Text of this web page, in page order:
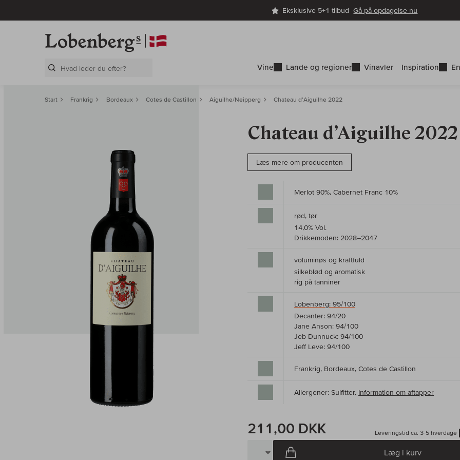
Eksklusive 5+1 tilbudGå på opdagelse nu
Vine Lande og regioner Vinavler Inspiration
Start Frankrig Bordeaux Cotes de Castillon Aiguilhe/Neipperg Chateau d’Aiguilhe 2022
Chateau d’Aiguilhe 2022
Læs mere om producenten
Merlot 90%, Cabernet Franc 10%
rød, tør
14,0% Vol.
Drikkemoden: 2028–2047
voluminøs og kraftfuld
silkeblød og aromatisk
rig på tanniner
Lobenberg: 95/100
Decanter: 94/20
Jane Anson: 94/100
Jeb Dunnuck: 94/100
Jeff Leve: 94/100
Frankrig, Bordeaux, Cotes de Castillon
Allergener: Sulfitter, Information om aftapper
211,00 DKK Leveringstid ca. 3-5 hverdage
Læg i kurv